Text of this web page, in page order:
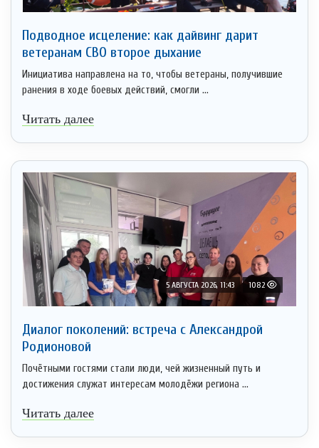
Подводное исцеление: как дайвинг дарит
ветеранам СВО второе дыхание
Инициатива направлена на то, чтобы ветераны, получившие
ранения в ходе боевых действий, смогли ...
Читать далее
5 АВГУСТА 2026, 11:43 1082
Диалог поколений: встреча с Александрой
Родионовой
Почётными гостями стали люди, чей жизненный путь и
достижения служат интересам молодёжи региона ...
Читать далее